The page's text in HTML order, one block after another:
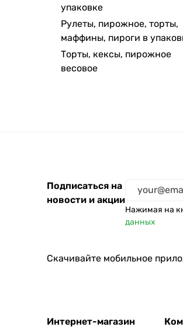
ЮУК
Хомка
Кокше-нан
Krember
ИП Акимкина
Карамелька
упаковке
Рулеты, пирожное, торты,
маффины, пироги в
Торты, кексы, пирожное
весовое
Подписаться на
новости и акции
Нажимая на
данных
Скачивайте мобильное
Интернет-магазин